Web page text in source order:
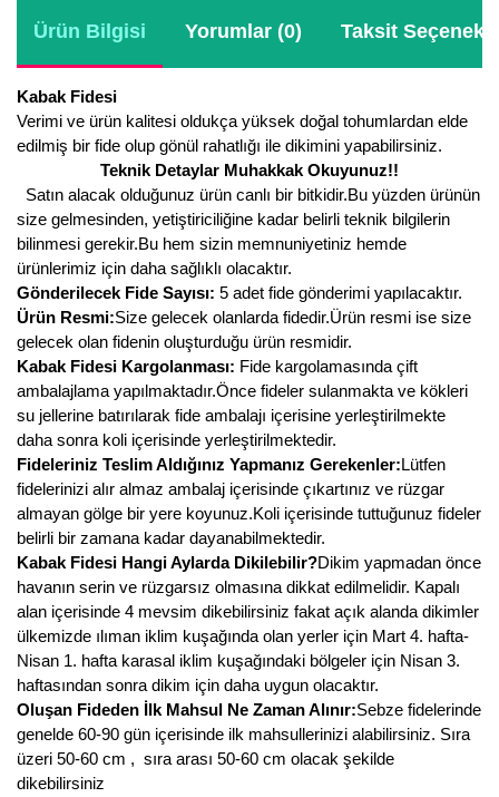
Ürün Bilgisi Yorumlar (0) Taksit
Kabak Fidesi
Verimi ve ürün kalitesi oldukça yüksek doğal tohumlardan elde
edilmiş bir fide olup gönül rahatlığı ile dikimini yapabilirsiniz.
Teknik Detaylar Muhakkak Okuyunuz!!
Satın alacak olduğunuz ürün canlı bir bitkidir.Bu yüzden ürünün
size gelmesinden, yetiştiriciliğine kadar belirli teknik bilgilerin
bilinmesi gerekir.Bu hem sizin memnuniyetiniz hemde
ürünlerimiz için daha sağlıklı olacaktır.
Gönderilecek Fide Sayısı: 5 adet fide gönderimi yapılacaktır.
Ürün Resmi:Size gelecek olanlarda fidedir.Ürün resmi ise size
gelecek olan fidenin oluşturduğu ürün resmidir.
Kabak Fidesi Kargolanması: Fide kargolamasında çift
ambalajlama yapılmaktadır.Önce fideler sulanmakta ve kökleri
su jellerine batırılarak fide ambalajı içerisine yerleştirilmekte
daha sonra koli içerisinde yerleştirilmektedir.
Fideleriniz Teslim Aldığınız Yapmanız Gerekenler:Lütfen
fidelerinizi alır almaz ambalaj içerisinde çıkartınız ve rüzgar
almayan gölge bir yere koyunuz.Koli içerisinde tuttuğunuz fideler
belirli bir zamana kadar dayanabilmektedir.
Kabak Fidesi Hangi Aylarda Dikilebilir?Dikim yapmadan önce
havanın serin ve rüzgarsız olmasına dikkat edilmelidir. Kapalı
alan içerisinde 4 mevsim dikebilirsiniz fakat açık alanda dikimler
ülkemizde ılıman iklim kuşağında olan yerler için Mart 4. hafta-
Nisan 1. hafta karasal iklim kuşağındaki bölgeler için Nisan 3.
haftasından sonra dikim için daha uygun olacaktır.
Oluşan Fideden İlk Mahsul Ne Zaman Alınır:Sebze fidelerinde
genelde 60-90 gün içerisinde ilk mahsullerinizi alabilirsiniz. Sıra
üzeri 50-60 cm , sıra arası 50-60 cm olacak şekilde
dikebilirsiniz